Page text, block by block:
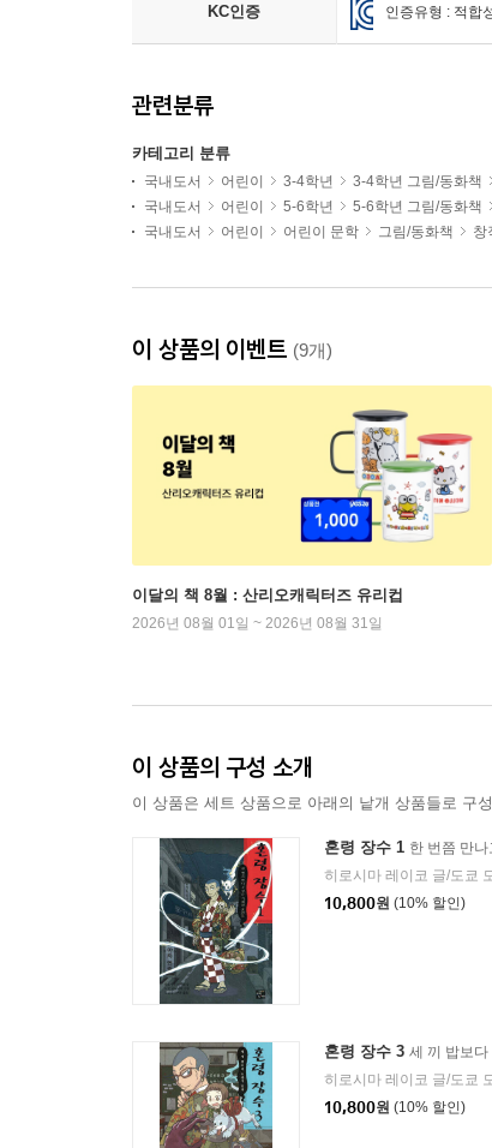
KC인증 인증유형 : 적합
관련분류
카테고리 분류
국내도서 어린이 3-4학년 3-4학년 그림/동화책
국내도서
어린이 5-6학년 5-6학년 그림/동화책
국내도서
어린이 어린이 문학 그림/동화책 창
이 상품의 이벤트 (9개)
이달의 책 8월 : 산리오캐릭터즈 유리컵
2026년 08월 01일 ~ 2026년 08월 31일
이 상품의 구성 소개
이 상품은 세트 상품으로 아래의 낱개 상품들로 구
혼령 장수 1 한 번쯤 만
히로시마 레이코 글/도쿄
10,800원 (10% 할인)
혼령 장수 3 세 끼 밥보
10,800원 (10% 할인)